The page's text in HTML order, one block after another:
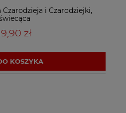
Czarodzieja i Czarodziejki,
zł
KOSZYKA